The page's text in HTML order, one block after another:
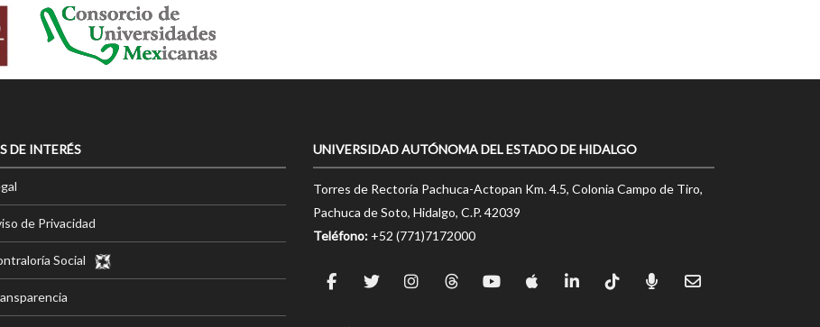
DE INTERÉS
de Privacidad
Social
UNIVERSIDAD AUTÓNOMA DEL ESTADO DE HIDALGO
Torres de Rectoría Pachuca-Actopan Km. 4.5, Colonia Campo de Tiro,
Pachuca de Soto, Hidalgo, C.P. 42039
Teléfono: +52 (771)7172000